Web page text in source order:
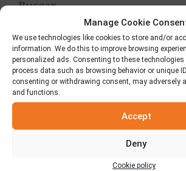
Manage Cookie
We use technologies like cookies to store and/or
information. We do this to improve browsing
personalized ads. Consenting to these
process data such as browsing behavior or unique
consenting or withdrawing consent, may adversely
and functions.
Accept
Deny
Cookie policy
Buscar